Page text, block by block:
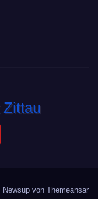
Newsup von Themeansar